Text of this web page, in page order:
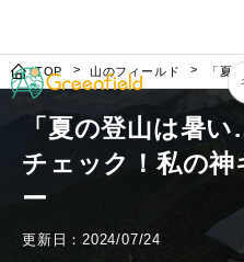
TOP 山のフィールド 「夏
「夏の登山は暑
チェック！私の
ー
更新日：2024/07/24